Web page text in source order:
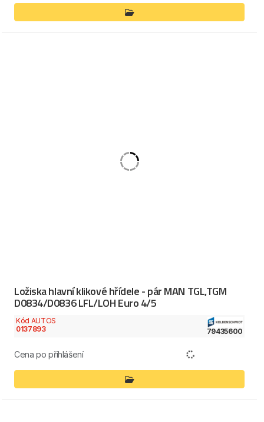
Ložiska hlavní klikové hřídele - pár MAN TGL,TGM
D0834/D0836 LFL/LOH Euro 4/5
Kód AUTOS
0137893
79435600
Cena po přihlášení